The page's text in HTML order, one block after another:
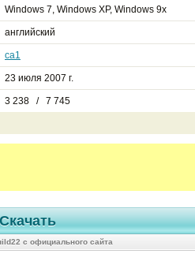
Windows 7, Windows XP, Windows 9x
английский
ca1
23 июля 2007 г.
3 238 / 7 745
с официального сайта